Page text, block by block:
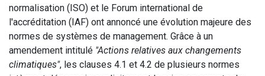
normalisation (ISO) et le Forum international de
l'accréditation (IAF) ont annoncé une évolution majeure des
normes de systèmes de management. Grâce à un
amendement intitulé "Actions relatives aux changements
climatiques", les clauses 4.1 et 4.2 de plusieurs normes